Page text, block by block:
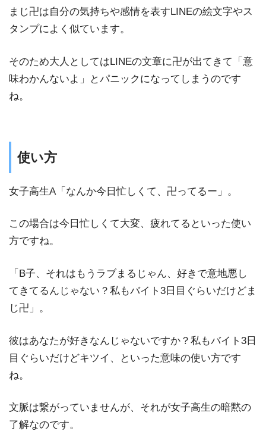
まじ卍は自分の気持ちや感情を表すLINEの絵文字やス
タンプによく似ています。
そのため大人としてはLINEの文章に卍が出てきて「意
味わかんないよ」とパニックになってしまうのです
ね。
使い方
女子高生A「なんか今日忙しくて、卍ってるー」。
この場合は今日忙しくて大変、疲れてるといった使い
方ですね。
「B子、それはもうラブまるじゃん、好きで意地悪し
てきてるんじゃない？私もバイト3日目ぐらいだけどま
じ卍」。
彼はあなたが好きなんじゃないですか？私もバイト3日
目ぐらいだけどキツイ、といった意味の使い方です
ね。
文脈は繋がっていませんが、それが女子高生の暗黙の
了解なのです。